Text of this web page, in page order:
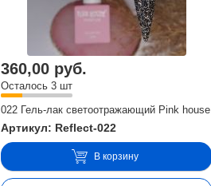
360,00 руб.
Осталось 3 шт
022 Гель-лак светоотражающий Pink house
Артикул: Reflect-022
В корзину